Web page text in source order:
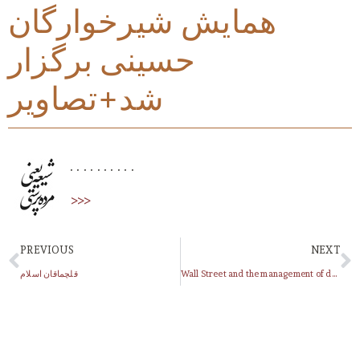
همایش شیرخوارگان
حسینی برگزار
شد+تصاویر
. . . . . . . . . .
>>>
PREVIOUS
قلچماقان اسلام
NEXT
Wall Street and the management of destroying the Middle Class